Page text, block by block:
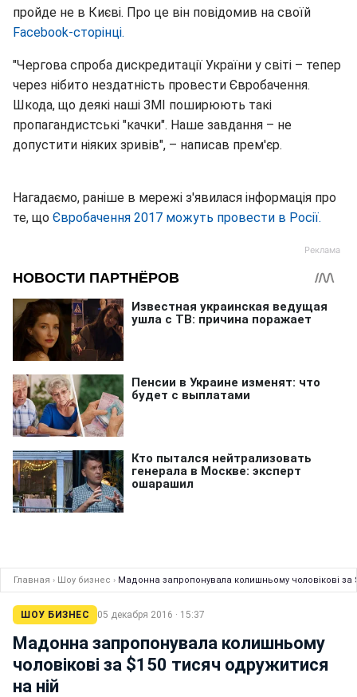
пройде не в Києві. Про це він повідомив на своїй
Facebook-сторінці.
"Чергова спроба дискредитації України у світі – тепер
через нібито нездатність провести Євробачення.
Шкода, що деякі наші ЗМІ поширюють такі
пропагандистські "качки". Наше завдання – не
допустити ніяких зривів", – написав прем'єр.
Нагадаємо, раніше в мережі з'явилася інформація про
те, що Євробачення 2017 можуть провести в Росії.
Главная › Шоу бизнес › Мадонна запропонувала колишньому чоловікові за
ШОУ БИЗНЕС 05 декабря 2016 · 15:37
Мадонна запропонувала колишньому
чоловікові за $150 тисяч одружитися
на ній